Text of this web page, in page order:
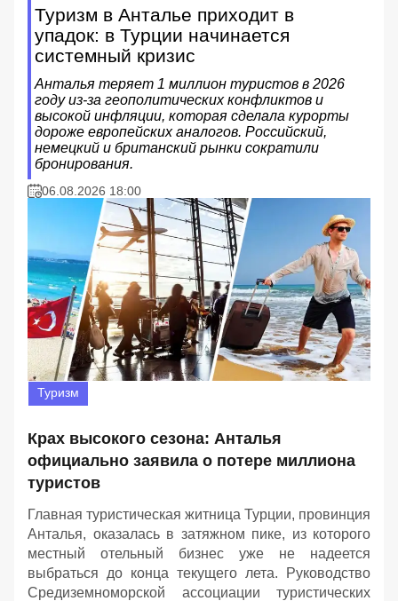
Туризм в Анталье приходит в
упадок: в Турции начинается
системный кризис
Анталья теряет 1 миллион туристов в 2026
году из-за геополитических конфликтов и
высокой инфляции, которая сделала курорты
дороже европейских аналогов. Российский,
немецкий и британский рынки сократили
бронирования.
06.08.2026 18:00
Туризм
Крах высокого сезона: Анталья
официально заявила о потере миллиона
туристов
Главная туристическая житница Турции, провинция
Анталья, оказалась в затяжном пике, из которого
местный отельный бизнес уже не надеется
выбраться до конца текущего лета. Руководство
Средиземноморской ассоциации туристических